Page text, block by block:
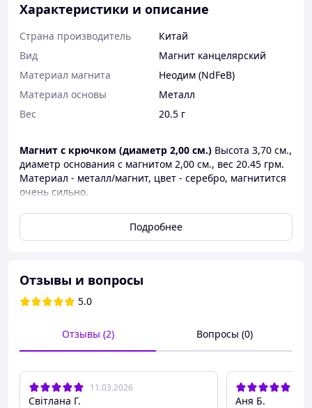
Характеристики и описание
Страна производитель
Китай
Вид
Магнит канцелярский
Материал магнита
Неодим (NdFeB)
Материал основы
Металл
Вес
20.5 г
Магнит с крючком (диаметр 2,00 см.) Высота 3,70 см.,
диаметр основания с магнитом 2,00 см., вес 20.45 грм.
Материал - металл/магнит, цвет - серебро, магнитится
очень сильно.
Подробнее
Отзывы и вопросы
5.0
Отзывы (2) Вопросы (0)
11.03.2026
Світлана Г. Аня Б.